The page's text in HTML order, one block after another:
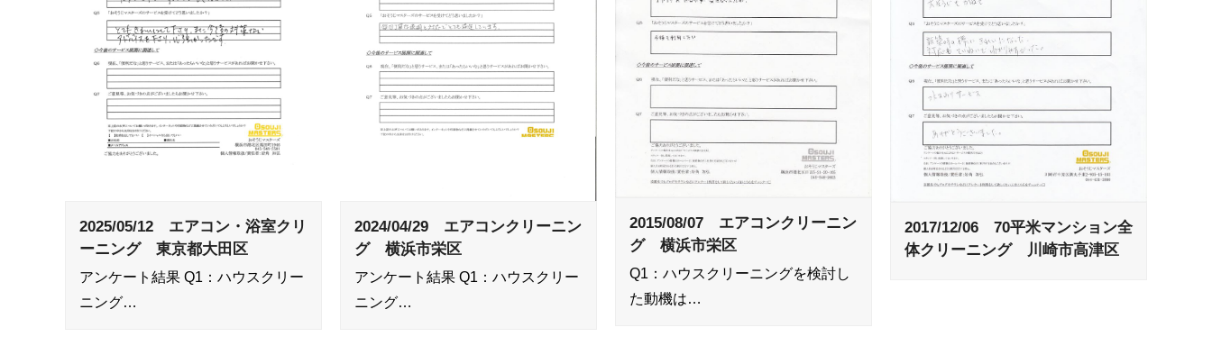
2025/05/12 エアコン・浴室クリ
ーニング 東京都大田区
アンケート結果 Q1：ハウスクリー
ニング…
2024/04/29 エアコンクリーニン
グ 横浜市栄区
アンケート結果 Q1：ハウスクリー
ニング…
2015/08/07 エアコンクリーニン
グ 横浜市栄区
Q1：ハウスクリーニングを検討し
た動機は…
2017/12/06 70平米マンション全
体クリーニング 川崎市高津区